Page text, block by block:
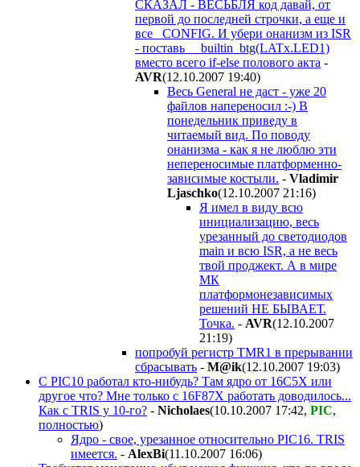
СКАЗАЛ - ВЕСЬБЛЯ код давай, от
первой до последней строчки, а еще и
все _CONFIG. И убери онанизм из ISR
- поставь __builtin_btg(LATx.LED1)
вместо всего if-else полового акта -
AVR(12.10.2007 19:40)
Весь General не даст - уже 20
файлов напереносил :-) В
понедельник приведу в
читаемый вид. По поводу
онанизма - как я не люблю эти
непереносимые платформенно-
зависимые костыли. - Vladimir
Ljaschko(12.10.2007 21:16)
Я имел в виду всю
инициализацию, весь
урезанный до светодиодов
main и всю ISR, а не весь
твой проджект. А в мире
МК
платформонезависимых
решений НЕ БЫВАЕТ.
Точка. - AVR(12.10.2007
21:19)
попробуй регистр TMR1 в прерывании
сбрасывать - M@ik(12.10.2007 19:03)
С PIC10 работал кто-нибудь? Там ядро от 16С5Х или
другое что? Мне только с 16F87X работать доводилось...
Как с TRIS у 10-го? - Nicholaes(10.10.2007 17:42, PIC,
полностью)
Ядро - свое, урезанное относительно PIC16. TRIS
имеется. - AlexBi(11.10.2007 16:06)